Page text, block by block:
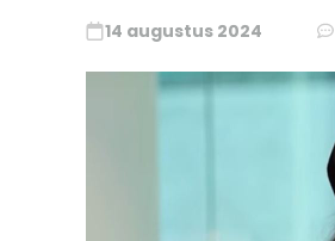
14 augustus 2024